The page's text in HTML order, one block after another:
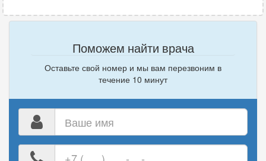
Поможем найти врача
Оставьте свой номер и мы вам перезвоним в
течение 10 минут